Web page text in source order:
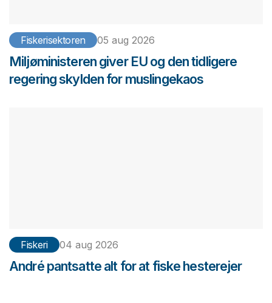
Fiskerisektoren 05 aug 2026
Miljøministeren giver EU og den tidligere
regering skylden for muslingekaos
Fiskeri 04 aug 2026
André pantsatte alt for at fiske hesterejer